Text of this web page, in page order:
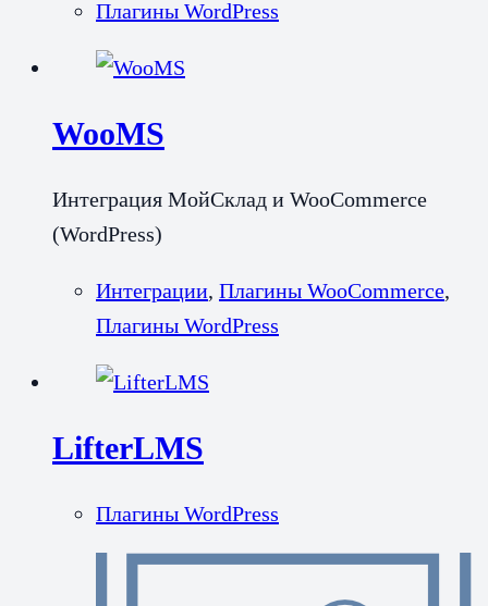
Плагины WordPress
WooMS
Интеграция МойСклад и WooCommerce
(WordPress)
Интеграции, Плагины WooCommerce,
Плагины WordPress
LifterLMS
Плагины WordPress